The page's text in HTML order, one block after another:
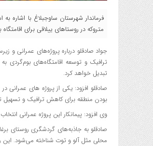
فرماندار شهرستان ساوجبلاغ با
متروکه در روستاهای ییلاقی برای
جواد صادقلو درباره پروژه‌های عمرانی
ترافیک و توسعه اقامتگاه‌های
تبدیل خواهد کرد.
صادقلو افزود: یکی از پروژه های
بودن منطقه برای کاهش ترافیک و تسهیل
وی افزود: پیمانکار این پروژه عمرانی
صادقلو به جاذبه‌های گردشگری روستای
محلی مثل آلو و توت شناخته می‌شود. این